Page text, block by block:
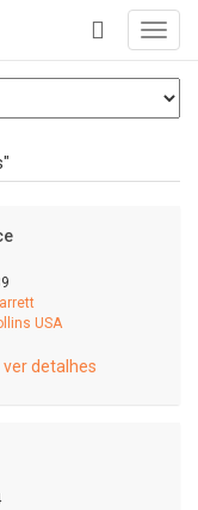
+
USA
ver detalhes